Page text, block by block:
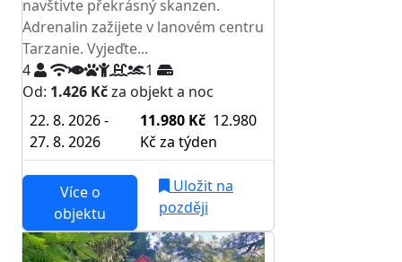
navštivte překrásný skanzen.
Adrenalin zažijete v lanovém centru
Tarzanie. Vyjeďte...
4
1
Od: 1.426 Kčza objekt a noc
22. 8. 2026 -
27. 8. 2026
11.980 Kč 12.980
Kč za týden
Více o
objektu
Uložit na
později